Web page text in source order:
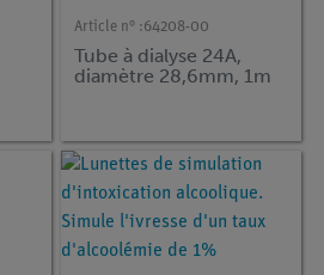
Article n° :64208-00
Tube à dialyse 24A,
diamètre 28,6mm, 1m